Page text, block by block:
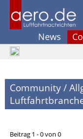
News
Community/
Beitrag 1 - 0 von 0